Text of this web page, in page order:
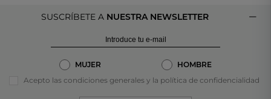
SUSCRÍBETE A NUESTRA NEWSLETTER
MUJER
HOMBRE
Acepto las condiciones generales y la política de confidencialidad